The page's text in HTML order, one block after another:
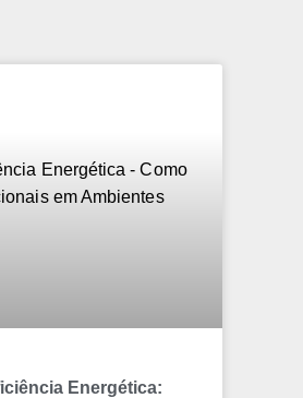
Energética: